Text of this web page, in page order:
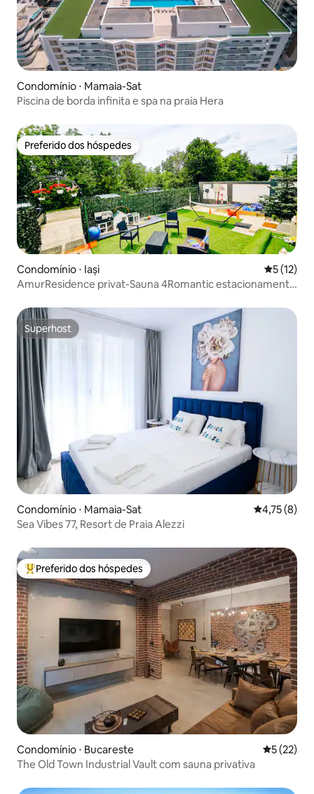
Condomínio ⋅ Mamaia-Sat
Piscina de borda infinita e spa na praia Hera
Preferido dos hóspedes
Preferido dos hóspedes
Condomínio ⋅ Iași 5 de uma
5 (12)
AmurResidence privat-Sauna 4Romantic estacionamento
Superhost
Superhost
Condomínio ⋅ Mamaia-Sat 4,75 de
4,75 (8)
Sea Vibes 77, Resort de Praia Alezzi
Entre os melhores preferidos dos hóspedes
Preferido dos hóspedes
Condomínio ⋅ Bucareste 5 de uma
5 (22)
The Old Town Industrial Vault com sauna privativa